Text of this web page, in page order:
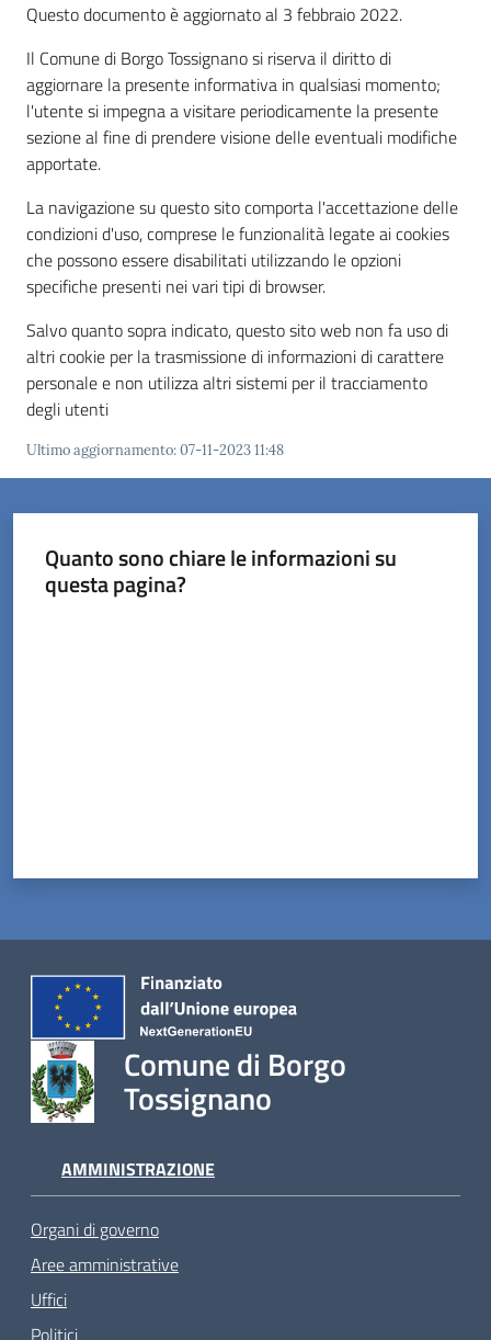
Questo documento è aggiornato al 3 febbraio 2022.
Il Comune di Borgo Tossignano si riserva il diritto di
aggiornare la presente informativa in qualsiasi momento;
l'utente si impegna a visitare periodicamente la presente
sezione al fine di prendere visione delle eventuali modifiche
apportate.
La navigazione su questo sito comporta l'accettazione delle
condizioni d'uso, comprese le funzionalità legate ai cookies
che possono essere disabilitati utilizzando le opzioni
specifiche presenti nei vari tipi di browser.
Salvo quanto sopra indicato, questo sito web non fa uso di
altri cookie per la trasmissione di informazioni di carattere
personale e non utilizza altri sistemi per il tracciamento
degli utenti
Ultimo aggiornamento:07-11-2023 11:48
Quanto sono chiare le informazioni su
questa pagina?
Comune di Borgo
Tossignano
AMMINISTRAZIONE
Organi di governo
Aree amministrative
Uffici
Politici